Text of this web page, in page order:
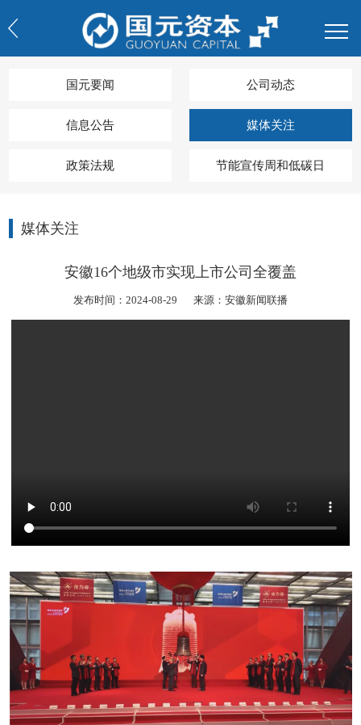
国元要闻 公司动态
信息公告 媒体关注
政策法规 节能宣传周和低碳日
媒体关注
安徽16个地级市实现上市公司全覆盖
发布时间：2024-08-29 来源：安徽新闻联播